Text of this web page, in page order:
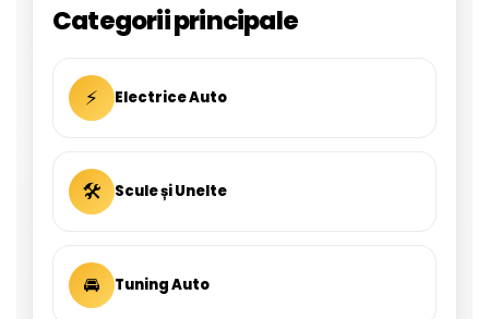
Categorii principale
⚡ Electrice Auto
🛠 Scule și Unelte
🚘 Tuning Auto